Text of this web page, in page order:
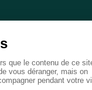
© LN CARE 2026
Politique de confidentialité